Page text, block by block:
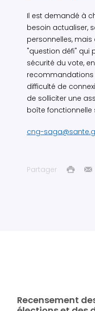
Il est demandé à
besoin actualiser,
personnelles,
"question défi" qui
sécurité du vote,
recommandations
difficulté de
de solliciter une
boîte fonctionnelle
cng-
Partager
Recensement